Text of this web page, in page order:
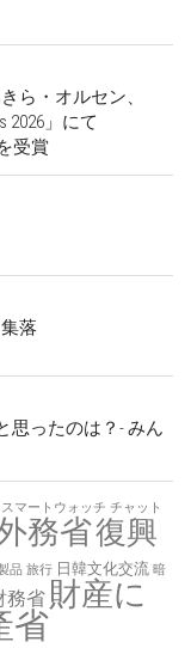
ら・オルセン、
2026」にて
受賞
落
思ったのは？- みん
スマートウォッチ チャット
務省復興
品 旅行 日韓文化交流 暗
務省 財産に
省